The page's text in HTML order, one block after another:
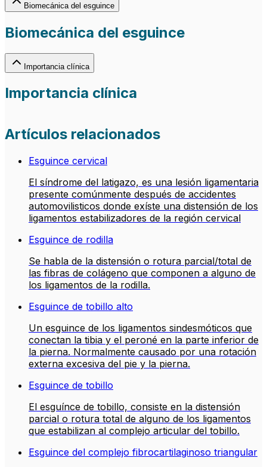
Biomecánica del esguince
Biomecánica del esguince
Importancia clínica
Importancia clínica
Artículos relacionados
Esguince cervical
El síndrome del latigazo, es una lesión ligamentaria
presente comúnmente después de accidentes
automovilisticos donde exíste una distensión de los
ligamentos estabilizadores de la región cervical
Esguince de rodilla
Se habla de la distensión o rotura parcial/total de
las fibras de colágeno que componen a alguno de
los ligamentos de la rodilla.
Esguince de tobillo alto
Un esguince de los ligamentos sindesmóticos que
conectan la tibia y el peroné en la parte inferior de
la pierna. Normalmente causado por una rotación
externa excesiva del pie y la pierna.
Esguince de tobillo
El esguínce de tobillo, consiste en la distensión
parcial o rotura total de alguno de los ligamentos
que estabilizan al complejo articular del tobillo.
Esguince del complejo fibrocartilaginoso triangular